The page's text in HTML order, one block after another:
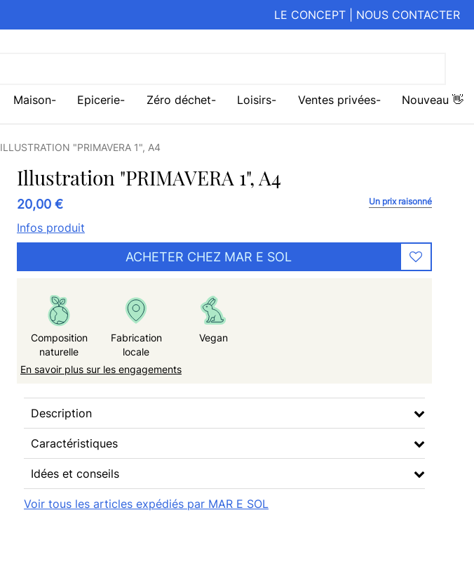
LE CONCEPT NOUS CONTACTER
Maison Epicerie Zéro déchet Loisirs Ventes privées Nouveau 👋
ILLUSTRATION "PRIMAVERA 1", A4
Illustration "PRIMAVERA 1", A4
20,00 € Un prix raisonné
Infos produit
ACHETER CHEZ MAR E SOL
Composition
naturelle
Fabrication
locale
Vegan
En savoir plus sur les engagements
Description
Caractéristiques
Idées et conseils
Voir tous les articles expédiés par MAR E SOL